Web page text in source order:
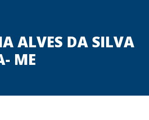
ALVES DA SILVA
ME